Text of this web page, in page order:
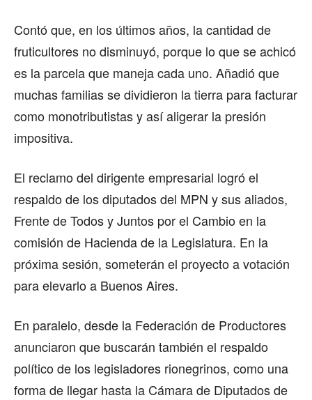
Contó que, en los últimos años, la cantidad de
fruticultores no disminuyó, porque lo que se achicó
es la parcela que maneja cada uno. Añadió que
muchas familias se dividieron la tierra para facturar
como monotributistas y así aligerar la presión
impositiva.
El reclamo del dirigente empresarial logró el
respaldo de los diputados del MPN y sus aliados,
Frente de Todos y Juntos por el Cambio en la
comisión de Hacienda de la Legislatura. En la
próxima sesión, someterán el proyecto a votación
para elevarlo a Buenos Aires.
En paralelo, desde la Federación de Productores
anunciaron que buscarán también el respaldo
político de los legisladores rionegrinos, como una
forma de llegar hasta la Cámara de Diputados de